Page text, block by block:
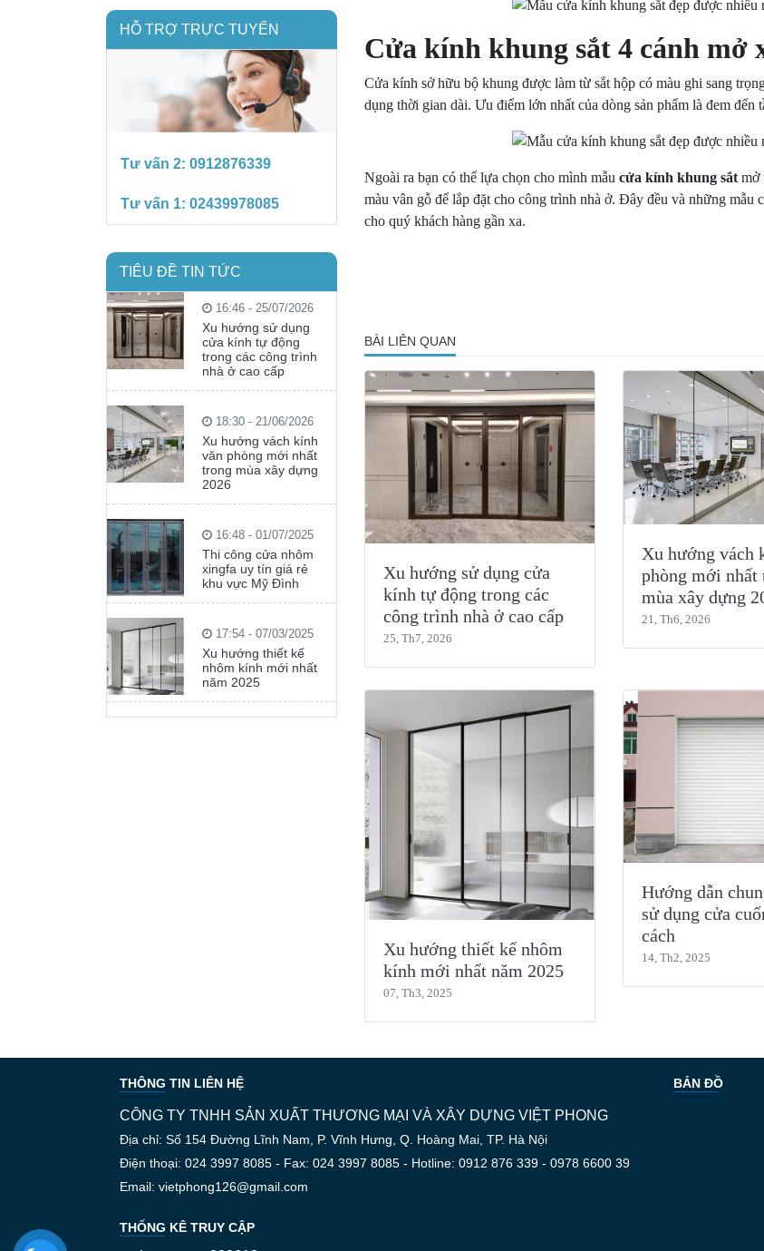
Cửa kính khung sắt 4 cánh mở
Cửa kính sở hữu bộ khung được làm từ sắt hộp có màu ghi sang
dụng thời gian dài. Ưu điểm lớn nhất của dòng sản phẩm là đem
Ngoài ra bạn có thể lựa chọn cho mình mẫu cửa kính khung sắt mở
màu vân gỗ để lắp đặt cho công trình nhà ở. Đây đều và những
cho quý khách hàng gần xa.
BÀI LIÊN QUAN
Xu hướng sử dụng cửa
kính tự động trong các
công trình nhà ở cao cấp
25, Th7, 2026
Xu hướng vách
phòng mới nhất
mùa xây dựng
21, Th6, 2026
Xu hướng thiết kế nhôm
kính mới nhất năm 2025
07, Th3, 2025
Hướng dẫn
sử dụng cửa
cách
14, Th2, 2025
HỖ TRỢ TRỰC TUYẾN
Tư vấn 2: 0912876339
Tư vấn 1: 02439978085
TIÊU ĐỀ TIN TỨC
16:46 - 25/07/2026
Xu hướng sử dụng
cửa kính tự động
trong các công trình
nhà ở cao cấp
18:30 - 21/06/2026
Xu hướng vách kính
văn phòng mới nhất
trong mùa xây dựng
2026
16:48 - 01/07/2025
Thi công cửa nhôm
xingfa uy tín giá rẻ
khu vực Mỹ Đình
17:54 - 07/03/2025
Xu hướng thiết kế
nhôm kính mới nhất
năm 2025
THÔNG TIN LIÊN HỆ
CÔNG TY TNHH SẢN XUẤT THƯƠNG MẠI VÀ XÂY DỰNG VIỆT PHONG
Địa chỉ: Số 154 Đường Lĩnh Nam, P. Vĩnh Hưng, Q. Hoàng Mai, TP. Hà Nội
Điện thoại: 024 3997 8085 - Fax: 024 3997 8085 - Hotline: 0912 876 339 - 0978 6600 39
Email: vietphong126@gmail.com
THỐNG KÊ TRUY CẬP
BẢN ĐỒ